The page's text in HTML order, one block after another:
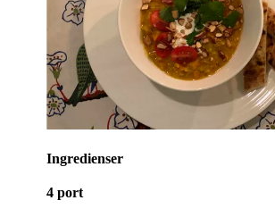
Ingredienser
4 port